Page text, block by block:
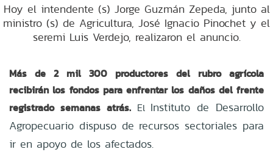
Hoy el intendente (s) Jorge Guzmán Zepeda, junto al
ministro (s) de Agricultura, José Ignacio Pinochet y el
seremi Luis Verdejo, realizaron el anuncio.
Más de 2 mil 300 productores del rubro agrícola
recibirán los fondos para enfrentar los daños del frente
registrado semanas atrás.El Instituto de Desarrollo
Agropecuario dispuso de recursos sectoriales para
ir en apoyo de los afectados.